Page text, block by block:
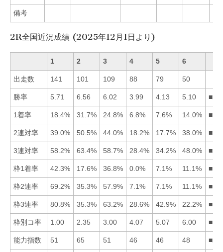
備考
2R全国近況成績 (2025年12月1日より)
1 2 3 4 5 6
出走数 141 101 109 88 79 50
勝率 5.71 6.56 6.02 3.99 4.13 5.10
1着率 18.4% 31.7% 24.8% 6.8% 7.6% 14.0%
2連対率 39.0% 50.5% 44.0% 18.2% 17.7% 38.0%
3連対率 58.2% 63.4% 58.7% 28.4% 34.2% 48.0%
枠1着率 42.3% 17.6% 36.8% 0.0% 7.1% 11.1%
枠2連率 69.2% 35.3% 57.9% 7.1% 7.1% 11.1%
枠3連率 80.8% 35.3% 63.2% 28.6% 42.9% 22.2%
枠別コ率 1.00 2.35 3.00 4.07 5.07 6.00
能力指数 51 65 51 46 46 48